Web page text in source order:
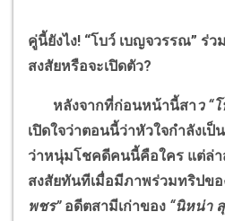
คู่นี้ยังไง! “โบว์ เบญจวรรณ” ร่ว
สงสัยหรือจะเปิดตัว?
หลังจากที่ก่อนหน้านี้สาว “โ
เปิดใจว่าตอนนี้ว่าหัวใจกำลังเ
ว่าหนุ่มโชคดีคนนี้คือใคร แต่ล่า
สงสัยทันทีเมื่อมีภาพร่วมทริปข
พชร” อดีตสามีเก่าของ “นิหน่า